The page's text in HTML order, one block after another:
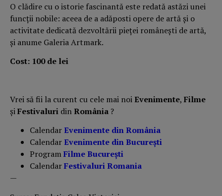
O clădire cu o istorie fascinantă este redată astăzi unei
funcţii nobile: aceea de a adăposti opere de artă şi o
activitate dedicată dezvoltării pieţei româneşti de artă,
şi anume Galeria Artmark.
Cost: 100 de lei
Vrei să fii la curent cu cele mai noiEvenimente, Filme
șiFestivaluri dinRomânia ?
CalendarEvenimente din România
CalendarEvenimente din București
ProgramFilme București
CalendarFestivaluri Romania
—